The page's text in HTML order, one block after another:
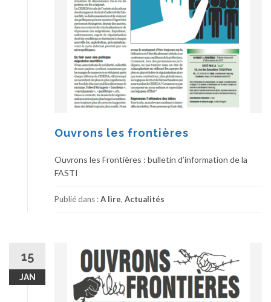
Ouvrons les frontières
Ouvrons les Frontières : bulletin d’information de la
FASTI
Publié dans :A lire, Actualités
15
JAN